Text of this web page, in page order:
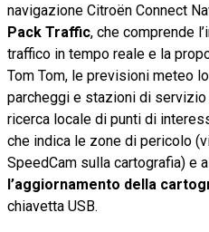
navigazione Citroën Connect
Pack Traffic, che comprende
traffico in tempo reale e la
Tom Tom, le previsioni meteo
parcheggi e stazioni di
ricerca locale di punti di
che indica le zone di pericolo
SpeedCam sulla cartografia) e
l’aggiornamento della
chiavetta USB.